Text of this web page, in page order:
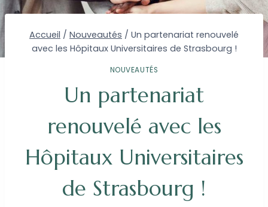
Accueil / Nouveautés / Un partenariat renouvelé
avec les Hôpitaux Universitaires de Strasbourg !
NOUVEAUTÉS
Un partenariat
renouvelé avec les
Hôpitaux Universitaires
de Strasbourg !